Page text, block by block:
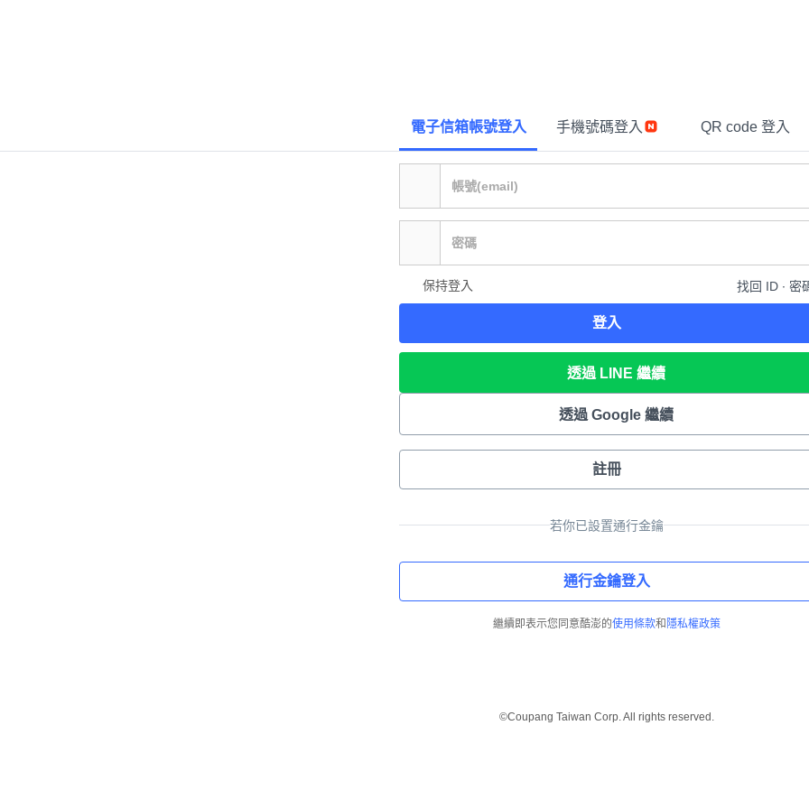
電子信箱帳號登入 手機號碼登入 QR code 登入
保持登入 找回 ID ∙ 密
登入
透過 LINE 繼續
透過 Google 繼續
註冊
若你已設置通行金鑰
通行金鑰登入
繼續即表示您同意酷澎的使用條款和 隱私權政策
©Coupang Taiwan Corp. All rights reserved.